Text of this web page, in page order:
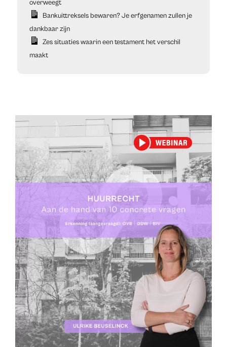
overweegt
Bankuittreksels bewaren? Je erfgenamen zullen je
dankbaar zijn
Zes situaties waarin een testament het verschil
maakt